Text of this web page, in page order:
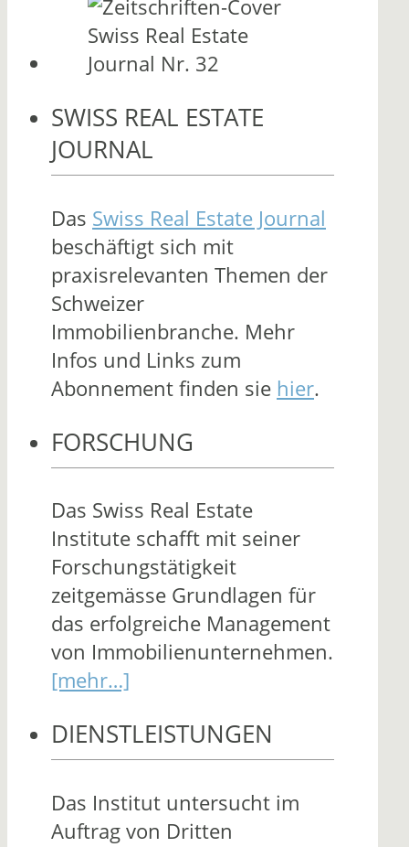
SWISS REAL ESTATE
JOURNAL
Das Swiss Real Estate Journal
beschäftigt sich mit
praxisrelevanten Themen der
Schweizer
Immobilienbranche. Mehr
Infos und Links zum
Abonnement finden sie hier.
FORSCHUNG
Das Swiss Real Estate
Institute schafft mit seiner
Forschungstätigkeit
zeitgemässe Grundlagen für
das erfolgreiche Management
von Immobilienunternehmen.
[mehr…]
DIENSTLEISTUNGEN
Das Institut untersucht im
Auftrag von Dritten